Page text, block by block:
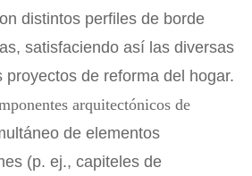
distintos perfiles de borde
satisfaciendo así las diversas
proyectos de reforma del hogar.
arquitectónicos de
de elementos
(p. ej., capiteles de